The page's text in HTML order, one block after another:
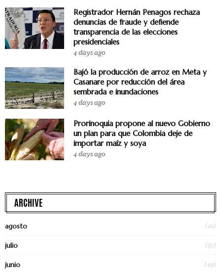
Registrador Hernán Penagos rechaza
denuncias de fraude y defiende
transparencia de las elecciones
presidenciales
4 days ago
Bajó la producción de arroz en Meta y
Casanare por reducción del área
sembrada e inundaciones
4 days ago
Prorinoquia propone al nuevo Gobierno
un plan para que Colombia deje de
importar maíz y soya
4 days ago
ARCHIVE
agosto (21)
julio (81)
junio (49)